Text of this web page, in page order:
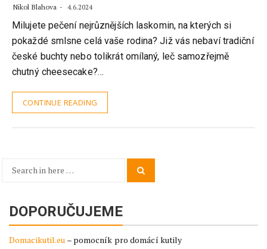
Nikol Blahova 4.6.2024
Milujete pečení nejrůznějších laskomin, na kterých si
pokaždé smlsne celá vaše rodina? Již vás nebaví tradiční
české buchty nebo tolikrát omílaný, leč samozřejmě
chutný cheesecake?…
CONTINUE READING
Search
DOPORUČUJEME
Domacikutil.eu – pomocník pro domácí kutily